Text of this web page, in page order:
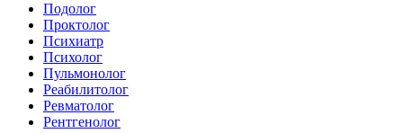
Подолог
Проктолог
Психиатр
Психолог
Пульмонолог
Реабилитолог
Ревматолог
Рентгенолог